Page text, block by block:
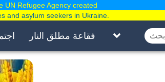
فقاعة مطلق النار
UN Refugee Agency created
and asylum seekers in Ukraine.